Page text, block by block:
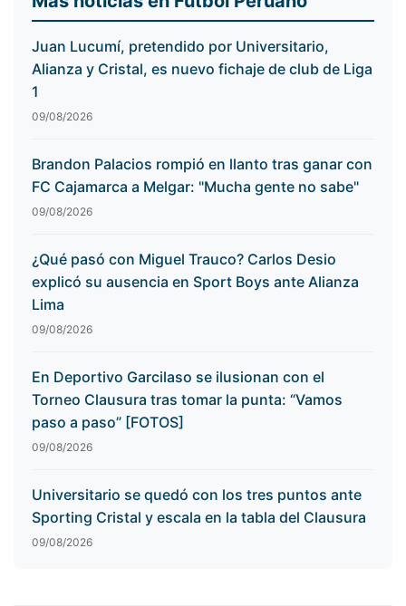
Juan Lucumí, pretendido por Universitario,
Alianza y Cristal, es nuevo fichaje de club de Liga
1
09/08/2026
Brandon Palacios rompió en llanto tras ganar con
FC Cajamarca a Melgar: "Mucha gente no sabe"
09/08/2026
¿Qué pasó con Miguel Trauco? Carlos Desio
explicó su ausencia en Sport Boys ante Alianza
Lima
09/08/2026
En Deportivo Garcilaso se ilusionan con el
Torneo Clausura tras tomar la punta: “Vamos
paso a paso” [FOTOS]
09/08/2026
Universitario se quedó con los tres puntos ante
Sporting Cristal y escala en la tabla del Clausura
09/08/2026